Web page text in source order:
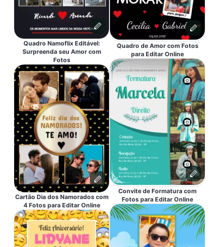
Quadro Namoflix Editável:
Surpreenda seu Amor com
Fotos
Cartão Dia dos Namorados com
4 Fotos para Editar Online
Quadro de Amor com Fotos
para Editar Online
Convite de Formatura com
Fotos para Editar Online